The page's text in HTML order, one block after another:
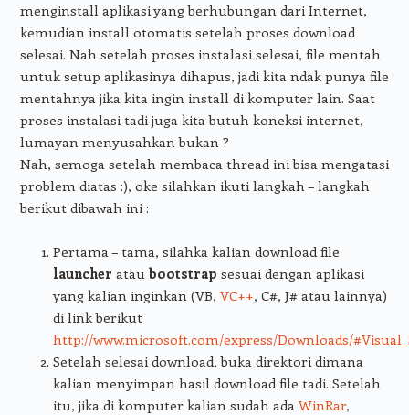
menginstall aplikasi yang berhubungan dari Internet,
kemudian install otomatis setelah proses download
selesai. Nah setelah proses instalasi selesai, file mentah
untuk setup aplikasinya dihapus, jadi kita ndak punya file
mentahnya jika kita ingin install di komputer lain. Saat
proses instalasi tadi juga kita butuh koneksi internet,
lumayan menyusahkan bukan ?
Nah, semoga setelah membaca thread ini bisa mengatasi
problem diatas :), oke silahkan ikuti langkah – langkah
berikut dibawah ini :
Pertama – tama, silahka kalian download file
launcher atau bootstrap sesuai dengan aplikasi
yang kalian inginkan (VB, VC++, C#, J# atau lainnya)
di link berikut
http://www.microsoft.com/express/Downloads/
Setelah selesai download, buka direktori dimana
kalian menyimpan hasil download file tadi. Setelah
itu, jika di komputer kalian sudah ada WinRar,